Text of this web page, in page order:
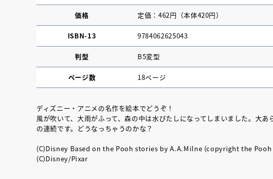
価格 定価：462円（本体420円）
ISBN-13 9784062625043
判型 B5変型
ページ数 18ページ
ディズニー・アニメの名作を絵本でどうぞ！
風が吹いて、大雨がふって、森の中は水びたしになってしまいました。大
の連続です。どうなっちゃうのかな？
(C)Disney Based on the Pooh stories by A.A.Milne (copyright the
(C)Disney/Pixar